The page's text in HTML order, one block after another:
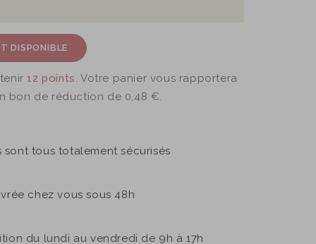
DISPONIBLE
12 points. Votre panier vous rapportera
bon de réduction de 0,48 €.
tous totalement sécurisés
chez vous sous 48h
du lundi au vendredi de 9h à 17h